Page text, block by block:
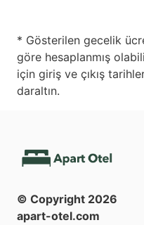
* Gösterilen gecelik
göre hesaplanmış
için giriş ve çıkış
daraltın.
© Copyright 2026
apart-otel.com